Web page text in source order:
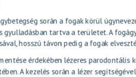
során a fogak körül
gyulladásban tartva a területet. A
hosszú távon pedig a fogak
érdekében lézeres parodontális
A kezelés során a lézer